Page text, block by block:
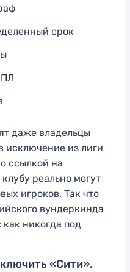
срок
даже владельцы
исключение из лиги
ссылкой на
реально могут
игроков. Так что
вундеркинда
никогда под
«Сити».